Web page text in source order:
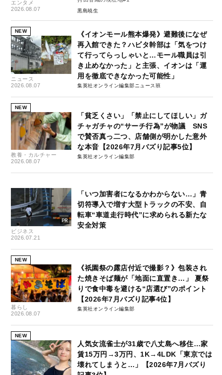
エンタメ
2026.08.07
黒島暁生
NEW
ニュース
2026.08.07
《イオンモール熊本爆発》避難後になぜ
再入館できた？ハビタ幹部は「気をつけ
て行ってらっしゃいと…モール職員は引
き止めなかった」と主張、イオンは「運
用を徹底できなかった可能性」
集英社オンライン編集部ニュース班
NEW
教養・カルチャー
2026.08.07
「貧乏くさい」「禁止にしてほしい」ガ
チャガチャの“サーチ行為”が物議 SNS
で賛否真っ二つ、店舗側が明かした意外
な本音【2026年7月バズり記事5位】
集英社オンライン編集部
ビジネス
2026.07.21
「いつ加害者になるかわからない…」青
切符導入で増す大型トラックの不安、自
転車“車道走行時代”に求められる新たな
安全対策
NEW
暮らし
2026.08.07
《祇園祭の露店付近で撮影？》包装され
た焼きそば麺が「地面に直置き…」 夏祭
りで食中毒を避ける“店選び”のポイント
【2026年7月バズり記事4位】
集英社オンライン編集部
NEW
人気女流雀士が31歳で八丈島へ移住…家
賃15万円→3万円、1K→4LDK「東京では
壊れてしまうと…」【2026年7月バズり